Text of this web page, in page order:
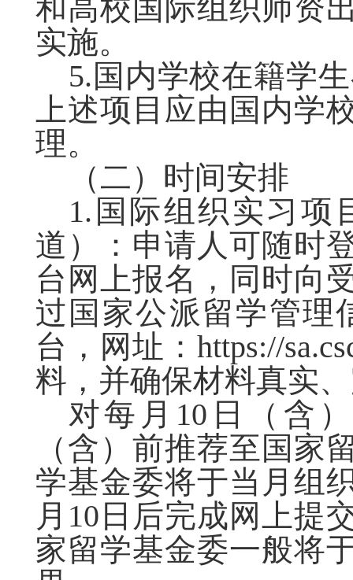
和高校国际组织师资
实施。
5.国内学校在籍学
上述项目应由国内学
理。
（二）时间安排
1.国际组织实习项
道）：申请人可随时
台网上报名，同时向
过国家公派留学管理
台，网址： https://
料，并确保材料真实
对每月10日（含
（含）前推荐至国家
学基金委将于当月组
月10日后完成网上提
家留学基金委一般将